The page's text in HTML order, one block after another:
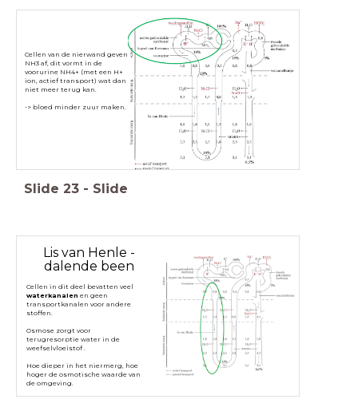
Cellen van de nierwand geven
NH3 af, dit vormt in de
voorurine NH4+ (met een H+
ion, actief transport) wat dan
niet meer terug kan.
-> bloed minder zuur maken.
Slide 23 - Slide
Lis van Henle -
dalende been
Cellen in dit deel bevatten veel
waterkanalen en geen
transportkanalen voor andere
stoffen.
Osmose zorgt voor
terugresorptie water in de
weefselvloeistof .
Hoe dieper in het niermerg, hoe
hoger de osmotische waarde van
de omgeving.